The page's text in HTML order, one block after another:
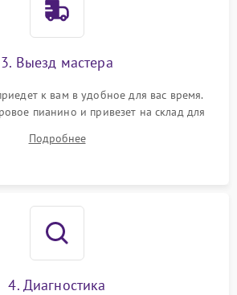
3. Выезд мастера
к вам в удобное для вас время.
пианино и привезет на склад для
Подробнее
4. Диагностика